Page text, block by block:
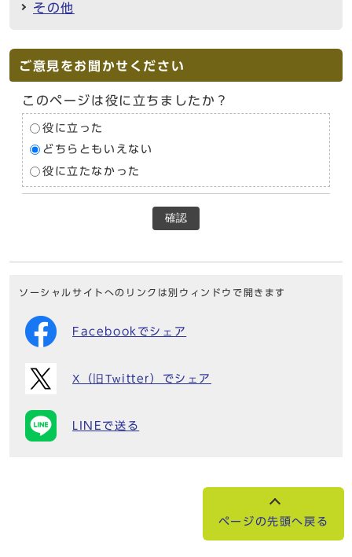
その他
ご意見をお聞かせください
このページは役に立ちましたか？
役に立った
どちらともいえない
役に立たなかった
確認
ソーシャルサイトへのリンクは別ウィンドウで開きます
Facebookでシェア
X（旧Twitter）でシェア
LINEで送る
ページの先頭へ戻る